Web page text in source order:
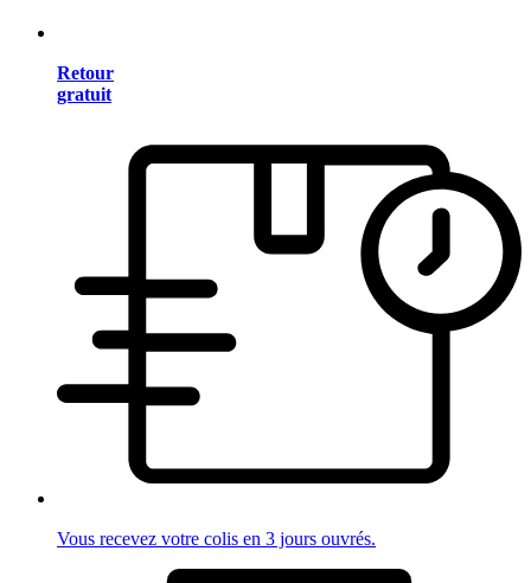
Retour
gratuit
Vous recevez votre colis en 3 jours ouvrés.